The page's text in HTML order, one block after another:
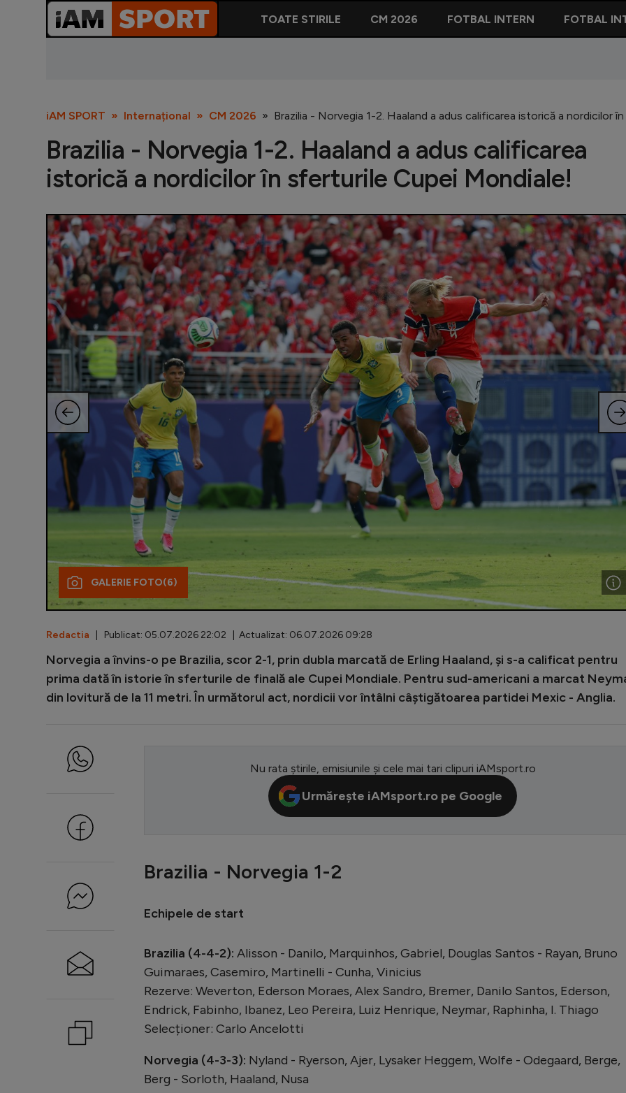
TOATE STIRILE CM 2026 FOTBAL INTERN FOTBAL
iAM SPORT Internațional CM 2026 Brazilia - Norvegia 1-2. Haaland a adus calificarea istorică a nordicilor
Brazilia - Norvegia 1-2. Haaland a adus calificarea
istorică a nordicilor în sferturile Cupei Mondiale!
GALERIE FOTO(6)
Redactia | Publicat: 05.07.2026 22:02 | Actualizat: 06.07.2026 09:28
Norvegia a învins-o pe Brazilia, scor 2-1, prin dubla marcată de Erling Haaland, și s-a calificat pentru
prima dată în istorie în sferturile de finală ale Cupei Mondiale. Pentru sud-americani a marcat
din lovitură de la 11 metri. În următorul act, nordicii vor întâlni câștigătoarea partidei Mexic - Anglia.
Nu rata știrile, emisiunile și cele mai tari clipuri iAMsport.ro
Urmărește iAMsport.ro pe Google
Brazilia - Norvegia 1-2
Echipele de start
Brazilia (4-4-2): Alisson - Danilo, Marquinhos, Gabriel, Douglas Santos - Rayan, Bruno
Guimaraes, Casemiro, Martinelli - Cunha, Vinicius
Rezerve: Weverton, Ederson Moraes, Alex Sandro, Bremer, Danilo Santos, Ederson,
Endrick, Fabinho, Ibanez, Leo Pereira, Luiz Henrique, Neymar, Raphinha, I. Thiago
Selecționer: Carlo Ancelotti
Norvegia (4-3-3): Nyland - Ryerson, Ajer, Lysaker Heggem, Wolfe - Odegaard, Berge,
Berg - Sorloth, Haaland, Nusa